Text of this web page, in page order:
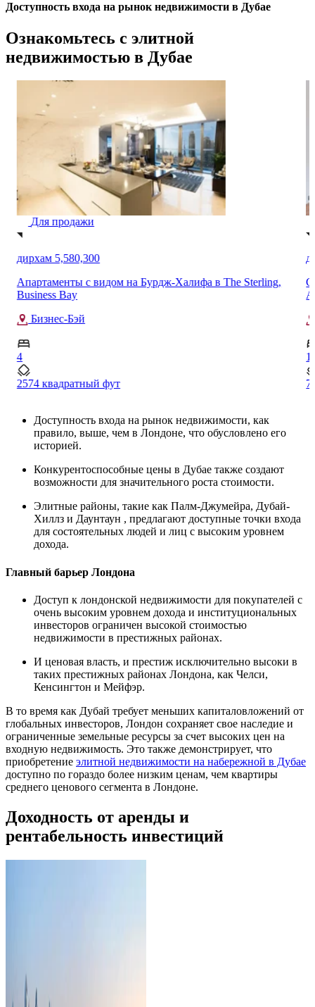
Доступность входа на рынок недвижимости в Дубае
Ознакомьтесь с элитной
недвижимостью в Дубае
Для продажи
дирхам 5,580,300
Апартаменты с видом на Бурдж-Халифа в The Sterling,
Business Bay
Бизнес-Бэй
4
2574 квадратный фут
1
Доступность входа на рынок недвижимости, как
правило, выше, чем в Лондоне, что обусловлено его
историей.
Конкурентоспособные цены в Дубае также создают
возможности для значительного роста стоимости.
Элитные районы, такие как Палм-Джумейра, Дубай-
Хиллз и Даунтаун , предлагают доступные точки входа
для состоятельных людей и лиц с высоким уровнем
дохода.
Главный барьер Лондона
Доступ к лондонской недвижимости для покупателей с
очень высоким уровнем дохода и институциональных
инвесторов ограничен высокой стоимостью
недвижимости в престижных районах.
И ценовая власть, и престиж исключительно высоки в
таких престижных районах Лондона, как Челси,
Кенсингтон и Мейфэр.
В то время как Дубай требует меньших капиталовложений от
глобальных инвесторов, Лондон сохраняет свое наследие и
ограниченные земельные ресурсы за счет высоких цен на
входную недвижимость. Это также демонстрирует, что
приобретение элитной недвижимости на набережной в Дубае
доступно по гораздо более низким ценам, чем квартиры
среднего ценового сегмента в Лондоне.
Доходность от аренды и
рентабельность инвестиций